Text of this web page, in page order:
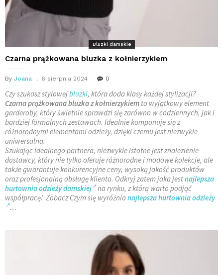
Bluzki damskie
Czarna prążkowana bluzka z kołnierzykiem
By Joana 6 sierpnia 2024 0
Czy szukasz stylowejbluzki, która doda klasy każdej stylizacji?
Czarna prążkowana bluzka z kołnierzykiem to wyjątkowy element
garderoby, który świetnie sprawdzi się zarówno w codziennych, jak i
bardziej formalnych zestawach. Idealnie komponuje się z
różnorodnymi elementami odzieży, dzięki czemu jest niezwykle
uniwersalna.
Szukając idealnego partnera, niezwykle istotne jest znalezienie
dostawcy, który nie tylko oferuje różnorodne i modowe kolekcje, ale
także gwarantuje konkurencyjne ceny, wysoką jakość produktów
oraz profesjonalną obsługę klienta. Odkryj zatem jaka jestnajlepsza
hurtownia odzieży damskiej na rynku, z którą warto podjąć
współpracę! Zobacz Czym się wyróżnianajlepsza hurtownia odzieży
…